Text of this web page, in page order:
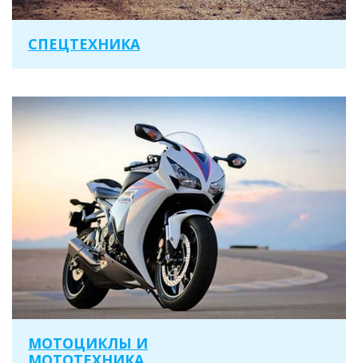
СПЕЦТЕХНИКА
МОТОЦИКЛЫ И